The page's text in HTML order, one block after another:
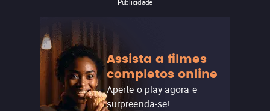
Publicidade
Assista a filmes
completos online
Aperte o play agora e
surpreenda-se!